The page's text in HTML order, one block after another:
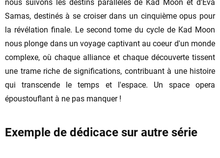
nous suivons les destins parallèles de Kad Moon et d'Eva
Samas, destinés à se croiser dans un cinquième opus pour
la révélation finale. Le second tome du cycle de Kad Moon
nous plonge dans un voyage captivant au coeur d'un monde
complexe, où chaque alliance et chaque découverte tissent
une trame riche de significations, contribuant à une histoire
qui transcende le temps et l'espace. Un space opera
époustouflant à ne pas manquer !
Exemple de dédicace sur autre série